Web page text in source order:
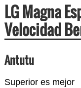
LG Magna
Velocidad
Antutu
Superior es mejor